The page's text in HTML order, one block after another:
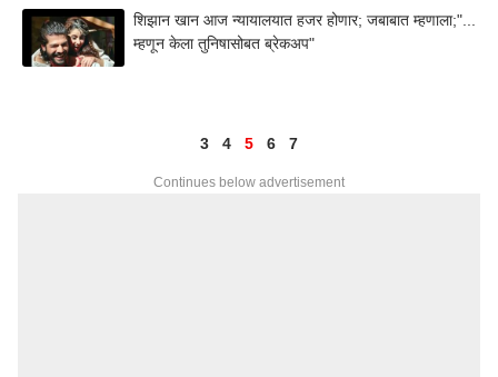
शिझान खान आज न्यायालयात हजर होणार; जबाबात म्हणाला;"...
म्हणून केला तुनिषासोबत ब्रेकअप"
3 4 5 6 7
Continues below advertisement